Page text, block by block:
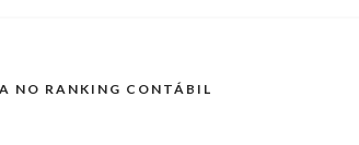
NO RANKING CONTÁBIL